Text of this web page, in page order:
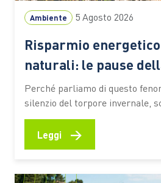
Ambiente 5 Agosto 2026
Risparmio
naturali: le pause
Perché parliamo di questo
silenzio del torpore invernale,
continuano a vivere indisturbati
particolarmente calma e
devono infatti fare i conti ogni
Leggi →